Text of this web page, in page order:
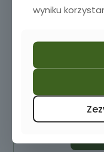
wyniku